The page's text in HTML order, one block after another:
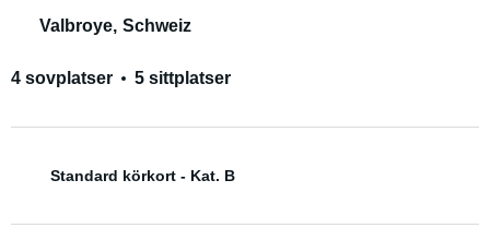
Valbroye, Schweiz
4 sovplatser 5 sittplatser
Standard körkort - Kat. B